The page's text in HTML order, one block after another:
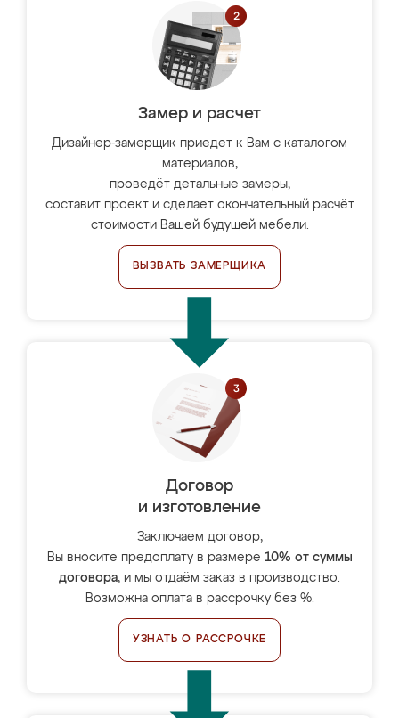
Замер и расчет
Дизайнер-замерщик приедет к Вам с каталогом
материалов,
проведёт детальные замеры,
составит проект и сделает окончательный расчёт
стоимости Вашей будущей мебели.
ВЫЗВАТЬ ЗАМЕРЩИКА
Договор
и изготовление
Заключаем договор,
Вы вносите предоплату в размере 10% от суммы
договора, и мы отдаём заказ в производство.
Возможна оплата в рассрочку без %.
УЗНАТЬ О РАССРОЧКЕ